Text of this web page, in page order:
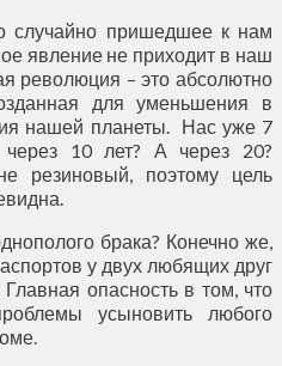
случайно пришедшее к нам
явление не приходит в наш
революция – это абсолютно
для уменьшения в
нашей планеты. Нас уже 7
10 лет? А через 20?
резиновый, поэтому цель
брака? Конечно же,
у двух любящих друг
опасность в том, что
усыновить любого